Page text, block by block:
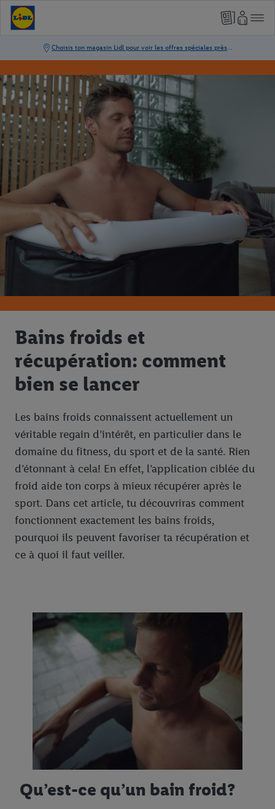
Bains froids et
récupération: comment
bien se lancer
Les bains froids connaissent actuellement un
véritable regain d’intérêt, en particulier dans le
domaine du fitness, du sport et de la santé. Rien
d’étonnant à cela! En effet, l’application ciblée du
froid aide ton corps à mieux récupérer après le
sport. Dans cet article, tu découvriras comment
fonctionnent exactement les bains froids,
pourquoi ils peuvent favoriser ta récupération et
ce à quoi il faut veiller.
Qu’est-ce qu’un bain froid?